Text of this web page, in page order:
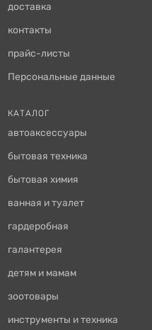
доставка
контакты
прайс-листы
Персональные данные
КАТАЛОГ
автоаксессуары
бытовая техника
бытовая химия
ванная и туалет
гардеробная
галантерея
детям и мамам
зоотовары
инструменты и техника